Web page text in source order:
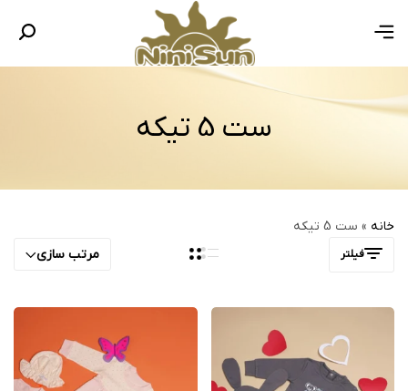
ست 5 تیکه
خانه » ست 5 تیکه
فیلتر مرتب سازی